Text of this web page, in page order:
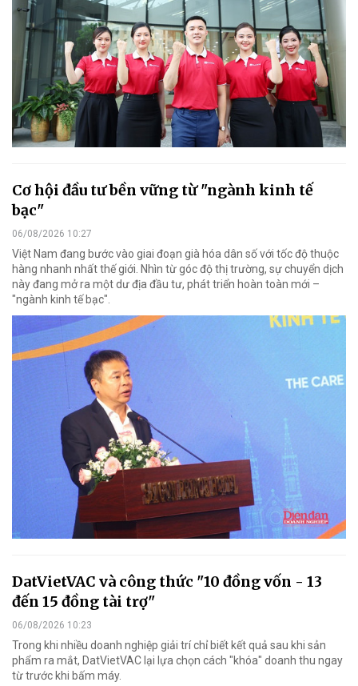
Cơ hội đầu tư bền vững từ "ngành kinh tế
bạc"
06/08/2026 10:27
Việt Nam đang bước vào giai đoạn già hóa dân số với tốc độ thuộc
hàng nhanh nhất thế giới. Nhìn từ góc độ thị trường, sự chuyển dịch
này đang mở ra một dư địa đầu tư, phát triển hoàn toàn mới –
"ngành kinh tế bạc".
DatVietVAC và công thức "10 đồng vốn - 13
đến 15 đồng tài trợ"
06/08/2026 10:23
Trong khi nhiều doanh nghiệp giải trí chỉ biết kết quả sau khi sản
phẩm ra mắt, DatVietVAC lại lựa chọn cách "khóa" doanh thu ngay
từ trước khi bấm máy.